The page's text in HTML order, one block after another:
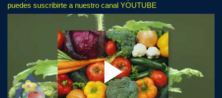
puedes suscribirte a nuestro canal YOUTUBE